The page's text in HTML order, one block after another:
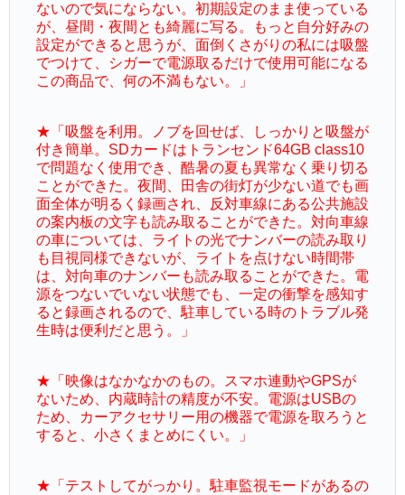
ないので気にならない。初期設定のまま使っている
が、昼間・夜間とも綺麗に写る。もっと自分好みの
設定ができると思うが、面倒くさがりの私には吸盤
でつけて、シガーで電源取るだけで使用可能になる
この商品で、何の不満もない。」
★「吸盤を利用。ノブを回せば、しっかりと吸盤が
付き簡単。SDカードはトランセンド64GB class10
で問題なく使用でき、酷暑の夏も異常なく乗り切る
ことができた。夜間、田舎の街灯が少ない道でも画
面全体が明るく録画され、反対車線にある公共施設
の案内板の文字も読み取ることができた。対向車線
の車については、ライトの光でナンバーの読み取り
も目視同様できないが、ライトを点けない時間帯
は、対向車のナンバーも読み取ることができた。電
源をつないでいない状態でも、一定の衝撃を感知す
ると録画されるので、駐車している時のトラブル発
生時は便利だと思う。」
★「映像はなかなかのもの。スマホ連動やGPSが
ないため、内蔵時計の精度が不安。電源はUSBの
ため、カーアクセサリー用の機器で電源を取ろうと
すると、小さくまとめにくい。」
★「テストしてがっかり。駐車監視モードがあるの